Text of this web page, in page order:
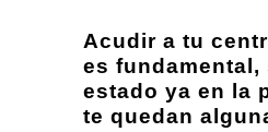
Acudir a tu
es fundamental,
estado ya en la
te quedan